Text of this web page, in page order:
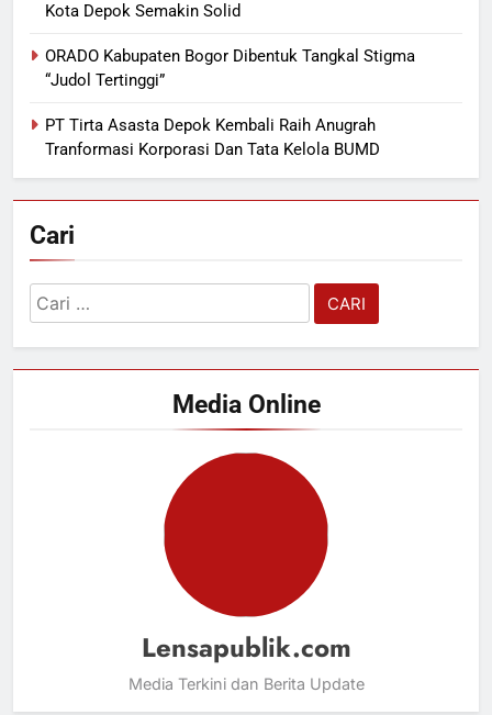
Kota Depok Semakin Solid
ORADO Kabupaten Bogor Dibentuk Tangkal Stigma
“Judol Tertinggi”
PT Tirta Asasta Depok Kembali Raih Anugrah
Tranformasi Korporasi Dan Tata Kelola BUMD
Cari
Cari
untuk:
Media Online
Lensapublik.com
Media Terkini dan Berita Update